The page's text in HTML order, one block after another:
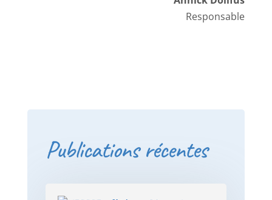
Responsable
Publications récentes